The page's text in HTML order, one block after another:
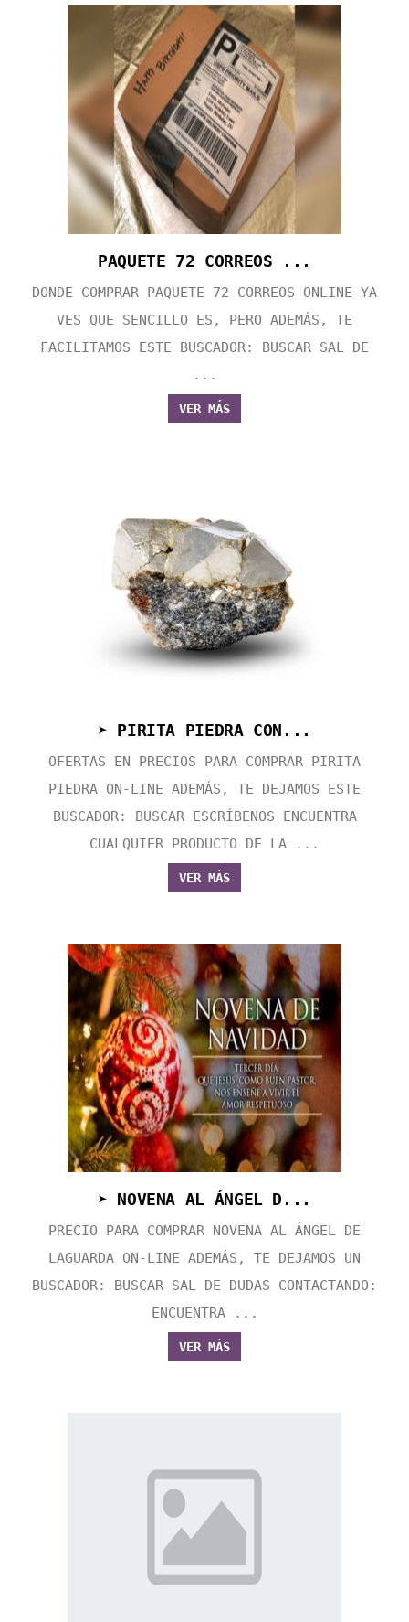
PAQUETE 72 CORREOS ...
DONDE COMPRAR PAQUETE 72 CORREOS ONLINE YA
VES QUE SENCILLO ES, PERO ADEMÁS, TE
FACILITAMOS ESTE BUSCADOR: BUSCAR SAL DE
...
VER MÁS
➤ PIRITA PIEDRA CON...
OFERTAS EN PRECIOS PARA COMPRAR PIRITA
PIEDRA ON-LINE ADEMÁS, TE DEJAMOS ESTE
BUSCADOR: BUSCAR ESCRÍBENOS ENCUENTRA
CUALQUIER PRODUCTO DE LA ...
VER MÁS
➤ NOVENA AL ÁNGEL D...
PRECIO PARA COMPRAR NOVENA AL ÁNGEL DE
LAGUARDA ON-LINE ADEMÁS, TE DEJAMOS UN
BUSCADOR: BUSCAR SAL DE DUDAS CONTACTANDO:
ENCUENTRA ...
VER MÁS